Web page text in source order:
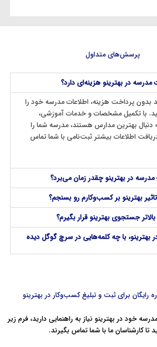
پرسش‌های متداول
مدرسه در بهترینو هزینه‌ای دارد؟
بدون پرداخت هزینه، اطلاعات مدرسه خود را
با تکمیل مشخصات و خدمات آموزشی،
دنبال بهترین مدارس هستند، مدرسه شما را
اطلاعات بیشتر ثبت‌نامی با شما تماس
در بهترینو چقدر زمان می‌برد؟
بهترینو بر کسب‌وکارم رو بسنجم؟
جستجوی بهترینو قرار بگیرم؟
بهترینو، با چه کلمه‌هایی در سرچ گوگل دیده
برای ثبت و تبلیغ کسب‌وکار در بهترینو
خود در بهترینو نیاز به راهنمایی دارید، فرم زیر
تا کارشناسان ما با شما تماس بگیرند.